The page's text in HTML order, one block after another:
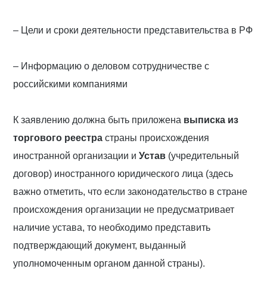
– Цели и сроки деятельности представительства в РФ
– Информацию о деловом сотрудничестве с
российскими компаниями
К заявлению должна быть приложена выписка из
торгового реестра страны происхождения
иностранной организации иУстав (учредительный
договор) иностранного юридического лица (здесь
важно отметить, что если законодательство в стране
происхождения организации не предусматривает
наличие устава, то необходимо представить
подтверждающий документ, выданный
уполномоченным органом данной страны).